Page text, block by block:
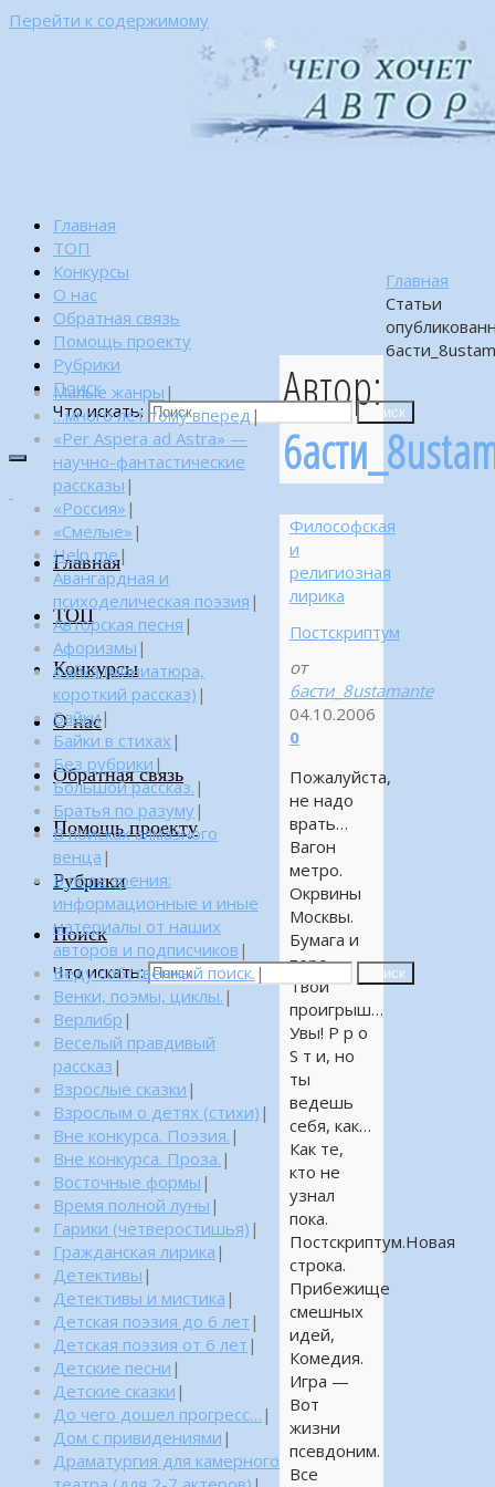
Перейти к содержимому
Главная
ТОП
Конкурсы
О нас
Обратная связь
Помощь проекту
Рубрики
Поиск
Что искать:
Поиск
Главная
ТОП
Конкурсы
О нас
Обратная связь
Помощь проекту
Рубрики
Поиск
Что искать: Поиск
Главная
Статьи
Автор:
Философская
и
религиозная
лирика
Постскриптум
от
6асти_8ustamante
04.10.2006
0
Пожалуйста,
не надо
врать…
Вагон
метро.
Окрвины
Москвы.
Бумага и
перо.
Твой
проигрыш…
Увы! P р о
S т и, но
ты
ведешь
себя, как…
Как те,
кто не
узнал
пока.
Постскриптум.Новая
строка.
Прибежище
смешных
идей,
Комедия.
Игра —
Вот
жизни
псевдоним.
Все
Малые жанры |
…много лет тому вперед |
«Per Aspera ad Astra» —
научно-фантастические
рассказы |
«Россия» |
«Смелые» |
Help me|
Авангардная и
психоделическая поэзия |
Авторская песня |
Афоризмы |
Байка (миниатюра,
короткий рассказ) |
Байки|
Байки в стихах |
Без рубрики |
Большой рассказ. |
Братья по разуму|
В поисках алмазного
венца |
В поле зрения:
информационные и иные
материалы от наших
авторов и подписчиков |
Веду собственный поиск. |
Венки, поэмы, циклы. |
Верлибр |
Веселый правдивый
рассказ |
Взрослые сказки |
Взрослым о детях (стихи) |
Вне конкурса. Поэзия. |
Вне конкурса. Проза. |
Восточные формы |
Время полной луны |
Гарики (четверостишья) |
Гражданская лирика |
Детективы |
Детективы и мистика |
Детская поэзия до 6 лет |
Детская поэзия от 6 лет |
Детские песни |
Детские сказки |
До чего дошел прогресс… |
Дом с привидениями |
Драматургия для камерного